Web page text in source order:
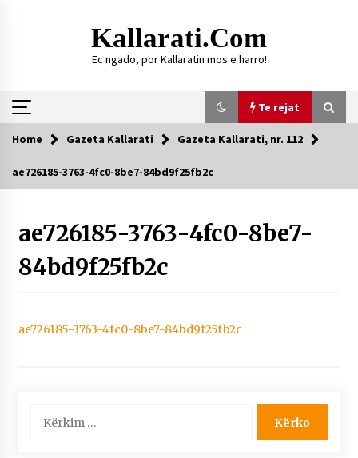
Kallarati.com
Ec ngado, por Kallaratin mos e harro!
Te rejat
Te rejat
16/07/2026
Gazeta Kallarati nr. 118
07/07/2026
“JANINËS Ç’I PANË SYTË”
26/05/2026
Home Gazeta Kallarati Gazeta Kallarati, nr. 112
ae726185-3763-4fc0-8be7-84bd9f25fb2c
ae726185-3763-4fc0-8be7-
84bd9f25fb2c
ae726185-3763-4fc0-8be7-84bd9f25fb2c
për: